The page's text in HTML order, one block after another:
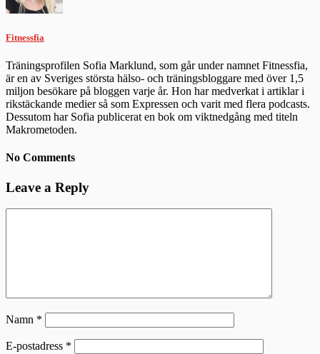
Fitnessfia
Träningsprofilen Sofia Marklund, som går under namnet Fitnessfia,
är en av Sveriges största hälso- och träningsbloggare med över 1,5
miljon besökare på bloggen varje år. Hon har medverkat i artiklar i
rikstäckande medier så som Expressen och varit med flera podcasts.
Dessutom har Sofia publicerat en bok om viktnedgång med titeln
Makrometoden.
No Comments
Leave a Reply
Namn *
E-postadress *